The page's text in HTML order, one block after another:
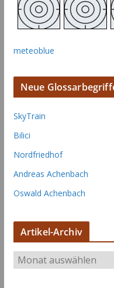
meteoblue
Neue
SkyTrain
Bilici
Nordfriedhof
Andreas Achenbach
Oswald Achenbach
Artikel-Archiv